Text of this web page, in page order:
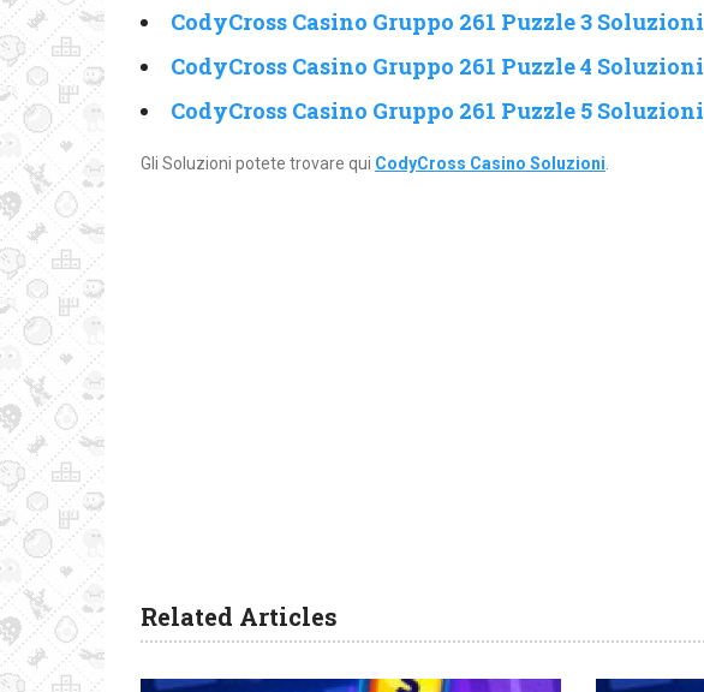
CodyCross Casino Gruppo 261 Puzzle 3 Soluzioni
CodyCross Casino Gruppo 261 Puzzle 4 Soluzioni
CodyCross Casino Gruppo 261 Puzzle 5 Soluzioni
Gli Soluzioni potete trovare qui CodyCross Casino Soluzioni
Related Articles